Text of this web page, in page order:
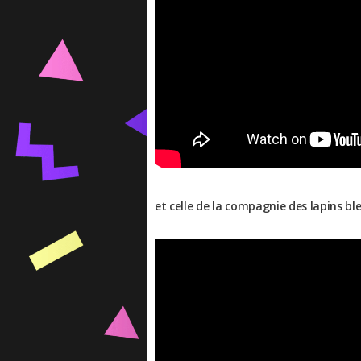
et celle de la compagnie des lapins